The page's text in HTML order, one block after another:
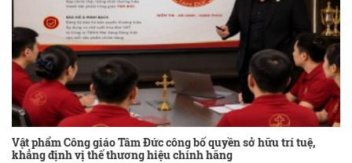
Vật phẩm Công giáo Tâm Đức công bố quyền sở hữu trí tuệ,
khẳng định vị thế thương hiệu chính hãng